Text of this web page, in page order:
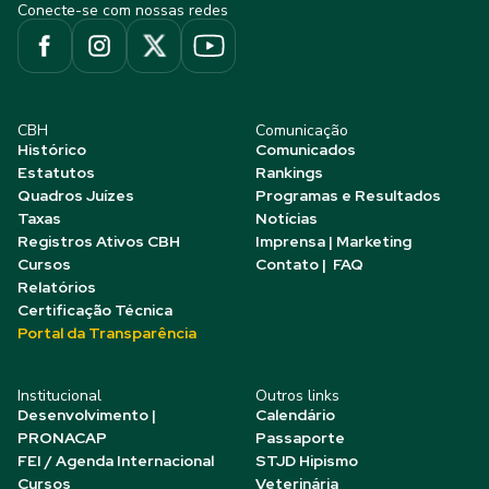
Conecte-se com nossas redes
CBH
Histórico
Estatutos
Quadros Juízes
Taxas
Registros Ativos CBH
Cursos
Relatórios
Certificação Técnica
Portal da Transparência
Comunicação
Comunicados
Rankings
Programas e Resultados
Notícias
Imprensa | Marketing
Contato | FAQ
Institucional
Desenvolvimento |
PRONACAP
FEI / Agenda Internacional
Cursos
Outros links
Calendário
Passaporte
STJD Hipismo
Veterinária